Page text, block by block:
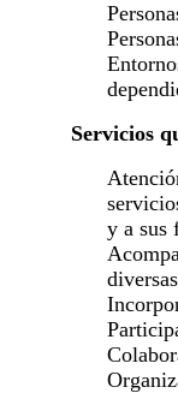
Servicios
y a sus